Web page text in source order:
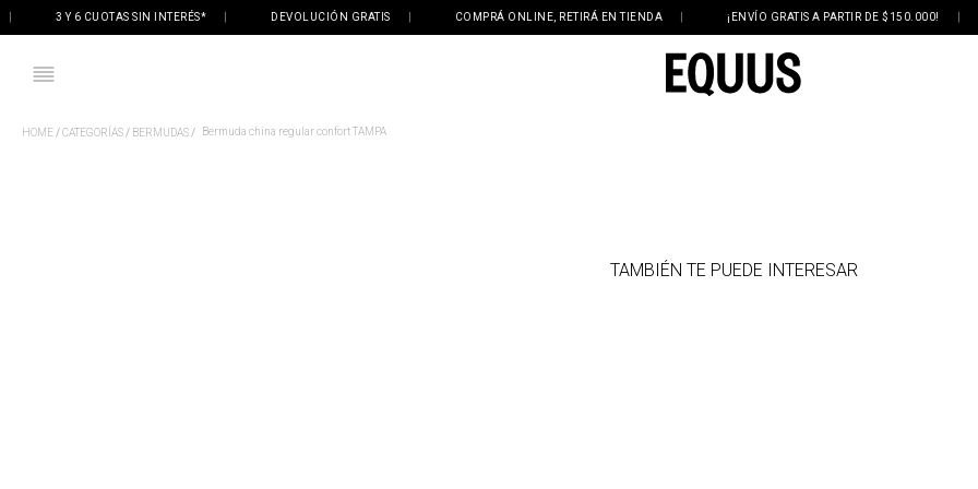
3 Y 6 CUOTAS SIN INTERÉS* | DEVOLUCIÓN GRATIS | COMPRÁ ONLINE, RETIRÁ EN TIENDA | ¡ENVÍO GRATIS A PARTIR DE $150.000! |
CATEGORÍAS BERMUDAS Bermuda china regular confort TAMPA
TAMBIÉN TE PUEDE INTERESAR